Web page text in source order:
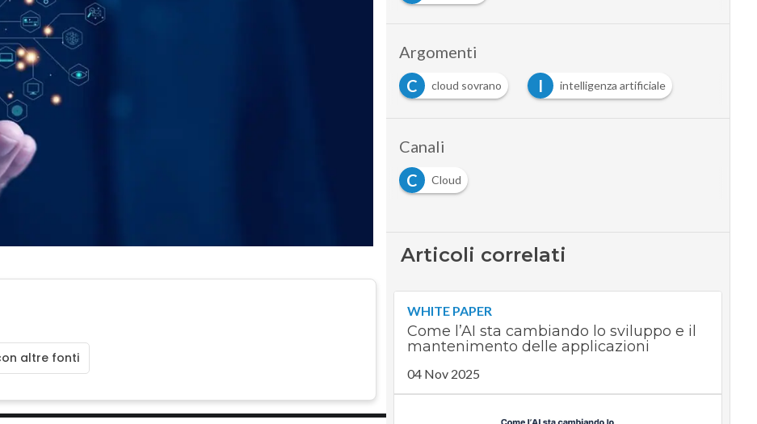
altre fonti
Argomenti
C
cloud sovrano I intelligenza artificiale
Canali
C
Cloud
Articoli correlati
WHITE PAPER
Come l’AI sta cambiando lo sviluppo e il
mantenimento delle applicazioni
04 Nov 2025